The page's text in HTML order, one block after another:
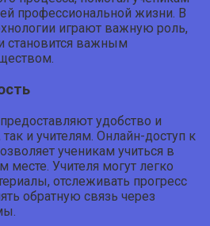
профессиональной жизни. В
играют важную роль,
становится важным
удобство и
и учителям. Онлайн-доступ к
ученикам учиться в
Учителя могут легко
отслеживать прогресс
обратную связь через